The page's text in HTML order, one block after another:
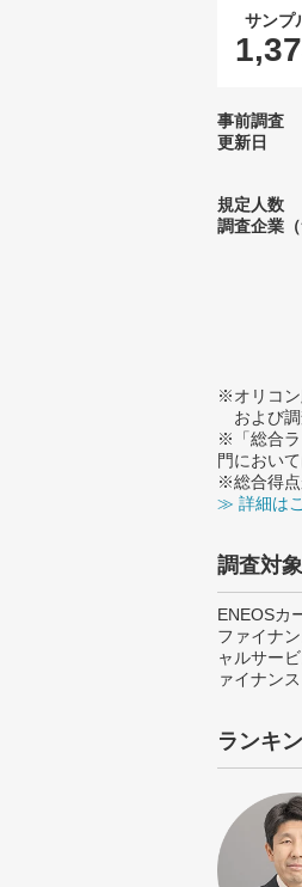
サンプ
事前調査
更新日
規定人数
調査企業
※オリコン
および調
※「総合ラ
門におい
※総合得点
≫ 詳細は
調査対
ENEOSカ
ファイナ
ャルサー
ァイナン
ランキ